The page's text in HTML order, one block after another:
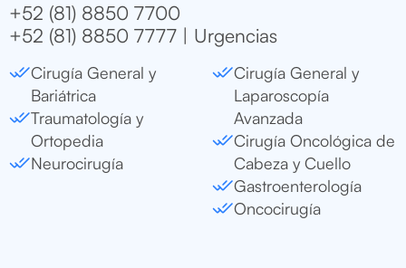
+52 (81) 8850 7700
+52 (81) 8850 7777 | Urgencias
Cirugía General y
Bariátrica
Traumatología y
Ortopedia
Neurocirugía
Cirugía General y
Laparoscopía
Avanzada
Cirugía Oncológica de
Cabeza y Cuello
Gastroenterología
Oncocirugía